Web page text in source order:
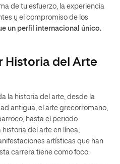
de tu esfuerzo, la experiencia
y el compromiso de los
un perfil internacional único.
Historia del Arte
la historia del arte, desde la
antigua, el arte grecorromano,
hasta el periodo
del arte en línea,
artísticas que han
carrera tiene como foco: